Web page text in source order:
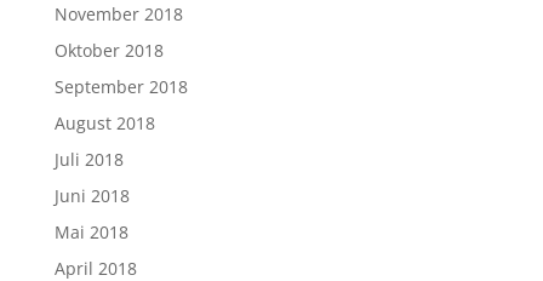
November 2018
Oktober 2018
September 2018
August 2018
Juli 2018
Juni 2018
Mai 2018
April 2018